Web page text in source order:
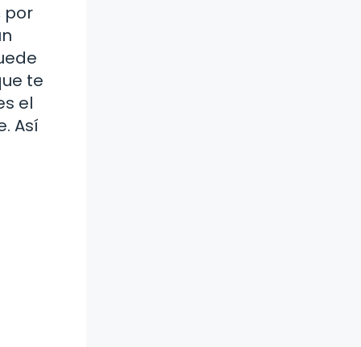
por
te
el
Así